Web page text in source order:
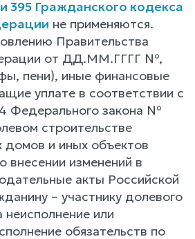
395 Гражданского кодекса
не применяются.
Правительства
от ДД.ММ.ГГГГ №,
пени), иные финансовые
уплате в соответствии с
Федерального закона №
строительстве
домов и иных объектов
внесении изменений в
акты Российской
– участнику долевого
неисполнение или
обязательств по